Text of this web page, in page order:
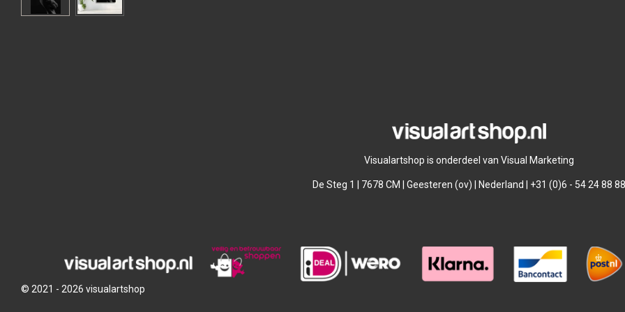
Visualartshop is onderdeel van Visual Marketing
De Steg 1 | 7678 CM | Geesteren (ov) | Nederland | +31 (0)6 - 54 24 88 88
© 2021 - 2026 visualartshop